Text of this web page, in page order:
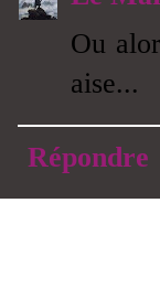
Ou
aise...
Répondre